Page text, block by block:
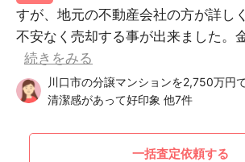
すが、地元の不動産会社の方が詳し
不安なく売却する事が出来ました。
続きをみる
川口市の分譲マンションを2,750万円
清潔感があって好印象 他7件
一括査定依頼する